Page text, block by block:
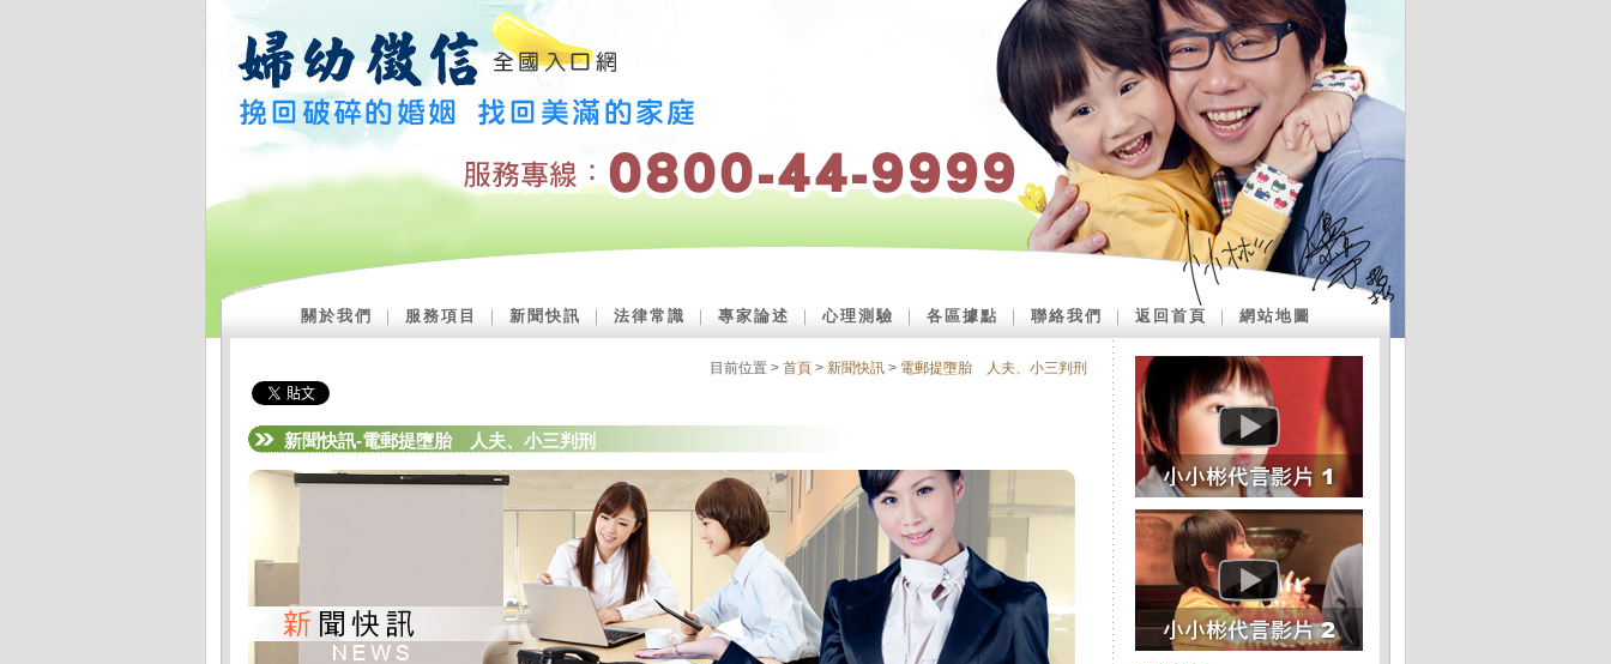
關於我們 服務項目 新聞快訊 法律常識 專家論述 ｜心理測驗 各區據點 聯絡我們 返回首頁 網站地圖
目前位置 > 首頁 > 新聞快訊 > 電郵提墮胎 人夫、小三判刑
新聞快訊-電郵提墮胎 人夫、小三判刑